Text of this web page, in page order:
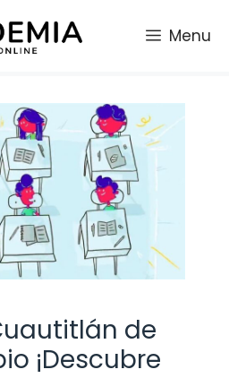
Menu
de
¡Descubre